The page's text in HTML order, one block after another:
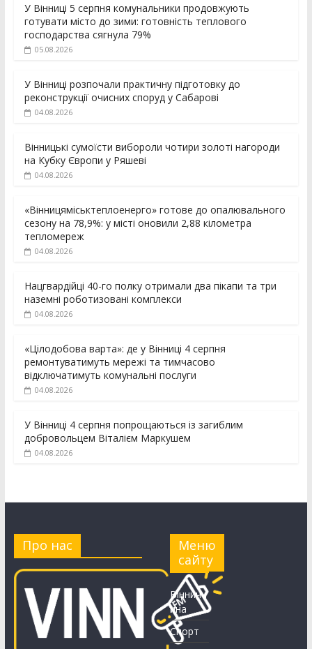
У Вінниці 5 серпня комунальники продовжують
готувати місто до зими: готовність теплового
господарства сягнула 79%
05.08.2026
У Вінниці розпочали практичну підготовку до
реконструкції очисних споруд у Сабарові
04.08.2026
Вінницькі сумоїсти вибороли чотири золоті нагороди
на Кубку Європи у Ряшеві
04.08.2026
«Вінницяміськтеплоенерго» готове до опалювального
сезону на 78,9%: у місті оновили 2,88 кілометра
тепломереж
04.08.2026
Нацгвардійці 40-го полку отримали два пікапи та три
наземні роботизовані комплекси
04.08.2026
«Цілодобова варта»: де у Вінниці 4 серпня
ремонтуватимуть мережі та тимчасово
відключатимуть комунальні послуги
04.08.2026
У Вінниці 4 серпня попрощаються із загиблим
добровольцем Віталієм Маркушем
04.08.2026
Про нас
Меню
сайту
Вінничч
ина
Спорт